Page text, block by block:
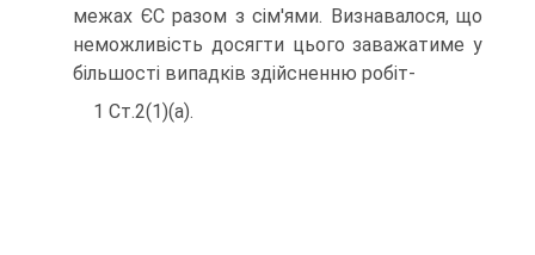
межах ЄС разом з сім'ями. Визнавалося, що
неможливість досягти цього заважатиме у
більшості випадків здійсненню робіт-
1 Ст.2(1)(а).